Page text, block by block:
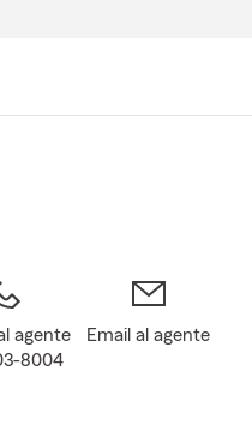
agente
8004
Email al agente